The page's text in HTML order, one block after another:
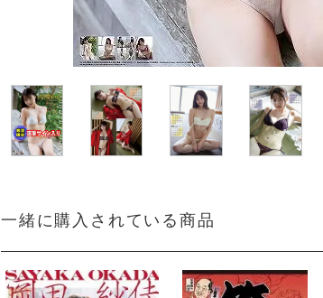
一緒に購入されている商品